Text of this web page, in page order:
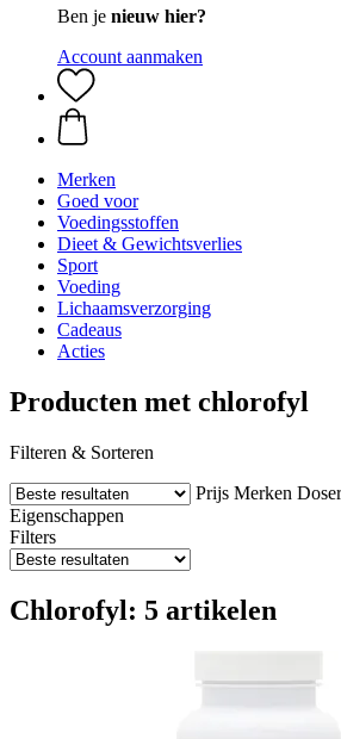
Ben je nieuw hier?
Account aanmaken
Merken
Goed voor
Voedingsstoffen
Dieet & Gewichtsverlies
Sport
Voeding
Lichaamsverzorging
Cadeaus
Acties
Producten met chlorofyl
Filteren & Sorteren
Prijs Merken
Eigenschappen
Filters
Chlorofyl: 5 artikelen